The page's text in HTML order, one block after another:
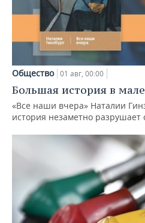
Общество 01 авг, 00:00
Большая история в
«Все наши вчера» Наталии
история незаметно